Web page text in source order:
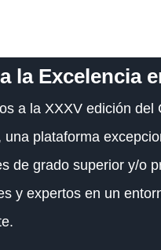
la Excelencia
a la XXXV edición
una plataforma
de grado superior y/o
y expertos en un